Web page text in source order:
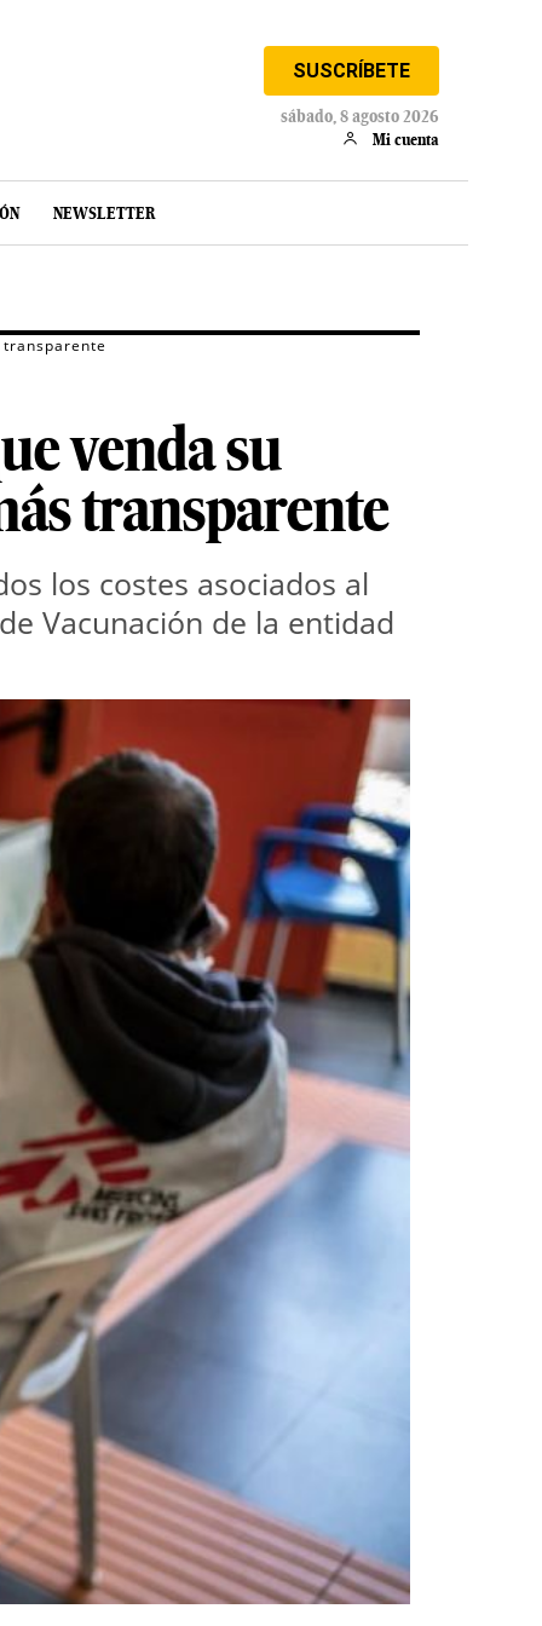
SUSCRÍBETE
sábado, 8 agosto 2026
Mi cuenta
NEWSLETTER
venda su
transparente
los costes asociados al
Vacunación de la entidad